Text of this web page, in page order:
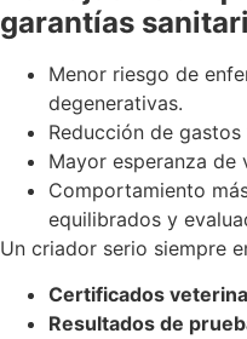
garantías
Menor riesgo de
degenerativas.
Reducción de
Mayor esperanza de
Comportamiento
equilibrados y
Un criador serio siempre
Certificados
Resultados de